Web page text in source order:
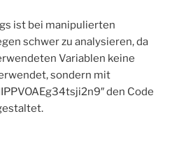
ist bei manipulierten
schwer zu analysieren, da
Variablen keine
sondern mit
den Code